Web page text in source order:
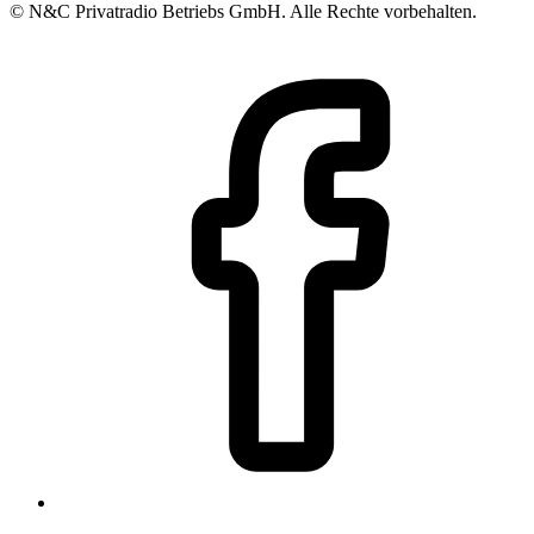
© N&C Privatradio Betriebs GmbH. Alle Rechte vorbehalten.